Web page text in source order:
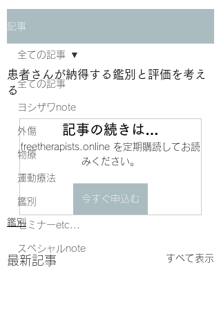
記事
全ての記事
ヨシザワnote
外傷
物療
運動療法
鑑別
セミナーetc...
スペシャルnote
全ての記事
患者さんが納得する鑑別と評価を考え
る
記事の続きは…
freetherapists.online を定期購読してお読
みください。
今すぐ申込む
鑑別
最新記事 すべて表示